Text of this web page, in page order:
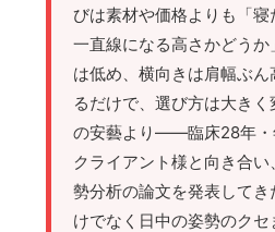
びは素材や価格よりも「
一直線になる高さかどう
は低め、横向きは肩幅ぶ
るだけで、選び方は大き
の安藝より——臨床28年・
クライアント様と向き合
勢分析の論文を発表して
けでなく日中の姿勢のク